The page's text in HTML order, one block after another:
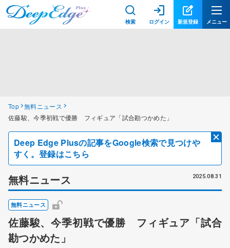
検索 ログイン 新規登録 メニュー
Top 無料ニュース
佐藤駿、今季初戦で優勝 フィギュア「試合勘つかめた」
Deep Edge Plusの記事をGoogle検索で見つけや
すく。登録はこちら
無料ニュース 2025.08.31
無料ニュース
佐藤駿、今季初戦で優勝 フィギュア「試合
勘つかめた」